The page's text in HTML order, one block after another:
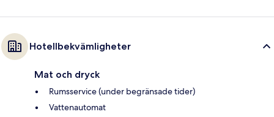
Hotellbekvämligheter
Mat och dryck
Rumsservice (under begränsade tider)
Vattenautomat